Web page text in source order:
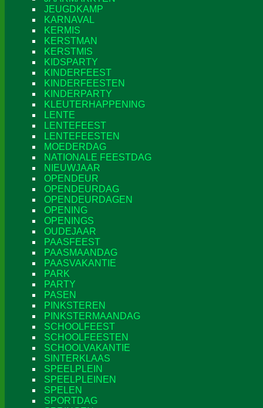
JEUGDKAMP
KARNAVAL
KERMIS
KERSTMAN
KERSTMIS
KIDSPARTY
KINDERFEEST
KINDERFEESTEN
KINDERPARTY
KLEUTERHAPPENING
LENTE
LENTEFEEST
LENTEFEESTEN
MOEDERDAG
NATIONALE FEESTDAG
NIEUWJAAR
OPENDEUR
OPENDEURDAG
OPENDEURDAGEN
OPENING
OPENINGS
OUDEJAAR
PAASFEEST
PAASMAANDAG
PAASVAKANTIE
PARK
PARTY
PASEN
PINKSTEREN
PINKSTERMAANDAG
SCHOOLFEEST
SCHOOLFEESTEN
SCHOOLVAKANTIE
SINTERKLAAS
SPEELPLEIN
SPEELPLEINEN
SPELEN
SPORTDAG